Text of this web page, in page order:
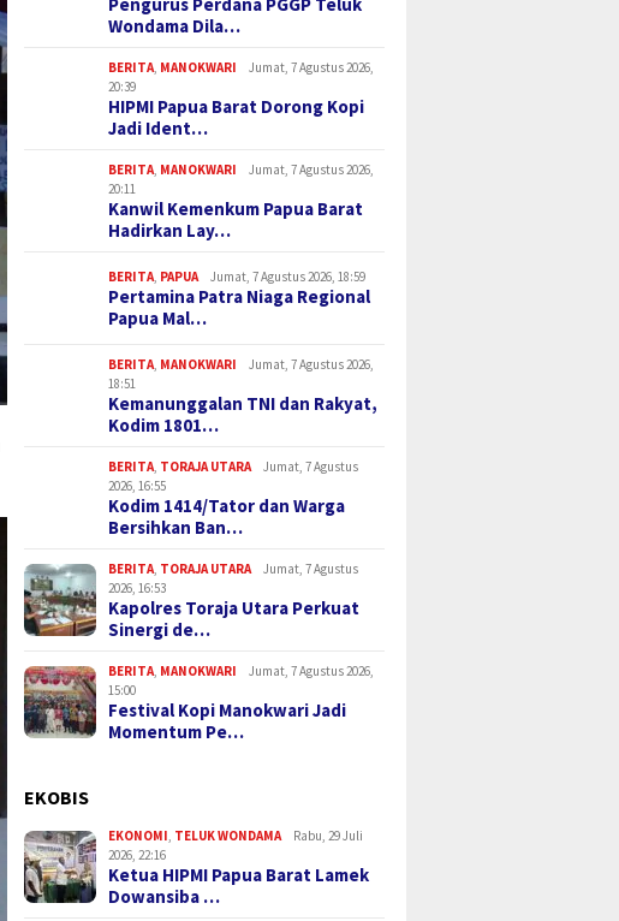
Wondama Dila…
BERITA, MANOKWARI
Jumat, 7 Agustus 2026,
20:39
HIPMI Papua Barat Dorong Kopi
Jadi Ident…
BERITA, MANOKWARI
Jumat, 7 Agustus 2026,
20:11
Kanwil Kemenkum Papua Barat
Hadirkan Lay…
BERITA, PAPUA Jumat, 7 Agustus 2026, 18:59
Pertamina Patra Niaga Regional
Papua Mal…
BERITA, MANOKWARI
Jumat, 7 Agustus 2026,
18:51
Kemanunggalan TNI dan Rakyat,
Kodim 1801…
BERITA, TORAJA UTARA
Jumat, 7 Agustus
2026, 16:55
Kodim 1414/Tator dan Warga
Bersihkan Ban…
BERITA, TORAJA UTARA
Jumat, 7 Agustus
2026, 16:53
Kapolres Toraja Utara Perkuat
Sinergi de…
BERITA, MANOKWARI
Jumat, 7 Agustus 2026,
15:00
Festival Kopi Manokwari Jadi
Momentum Pe…
EKOBIS
EKONOMI, TELUK WONDAMA
Rabu, 29 Juli
2026, 22:16
Ketua HIPMI Papua Barat Lamek
Dowansiba …